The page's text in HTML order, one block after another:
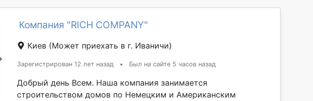
Компания "RICH COMPANY"
Киев (Может приехать в г. Иваничи)
Зарегистрирован 12 лет назад • Был на сайте 5 часов назад
Добрый день Всем. Наша компания занимается
строительством домов по Немецким и Американским